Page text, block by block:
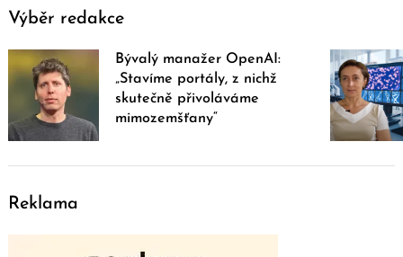
Výběr redakce
Bývalý manažer OpenAI:
„Stavíme portály, z nichž
skutečně přivoláváme
mimozemšťany“
Reklama